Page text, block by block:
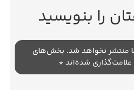
را بنویسید
نخواهد شد.بخش‌های
شده‌اند*